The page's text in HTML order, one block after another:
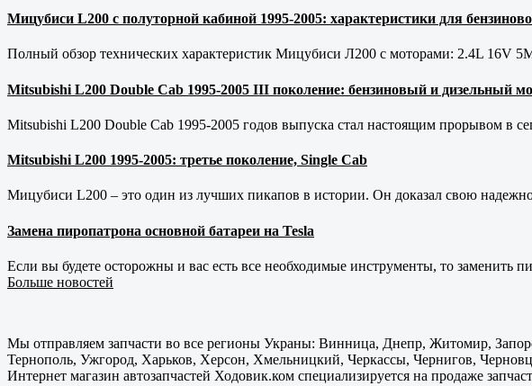
Мицубиси L200 с полуторной кабиной 1995-2005: характеристики для
Полный обзор технических характеристик Мицубиси Л200 с моторами: 2.4L 16V
Mitsubishi L200 Double Cab 1995-2005 III поколение: бензиновый и дизельный
Mitsubishi L200 Double Cab 1995-2005 годов выпуска стал настоящим прорывом в
Mitsubishi L200 1995-2005: третье поколение, Single Cab
Мицубиси L200 – это один из лучших пикапов в истории. Он доказал свою
Замена пиропатрона основной батареи на Tesla
Если вы будете осторожны и вас есть все необходимые инструменты, то заменить
Больше новостей
Мы отправляем запчасти во все регионы Украны: Винница, Днепр, Житомир,
Тернополь, Ужгород, Харьков, Херсон, Хмельницкий, Черкассы, Чернигов,
Интернет магазин автозапчастей Ходовик.ком специализируется на продаже